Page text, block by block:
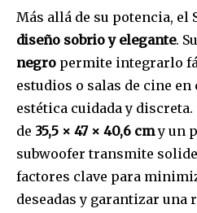
Seguidores
Más allá de su potencia, el
diseño sobrio y elegante.
negro permite integrarlo
estudios o salas de cine
estética cuidada y
de 35,5 × 47 × 40,6 cmy un
subwoofer transmite
factores clave para
deseadas y garantizar